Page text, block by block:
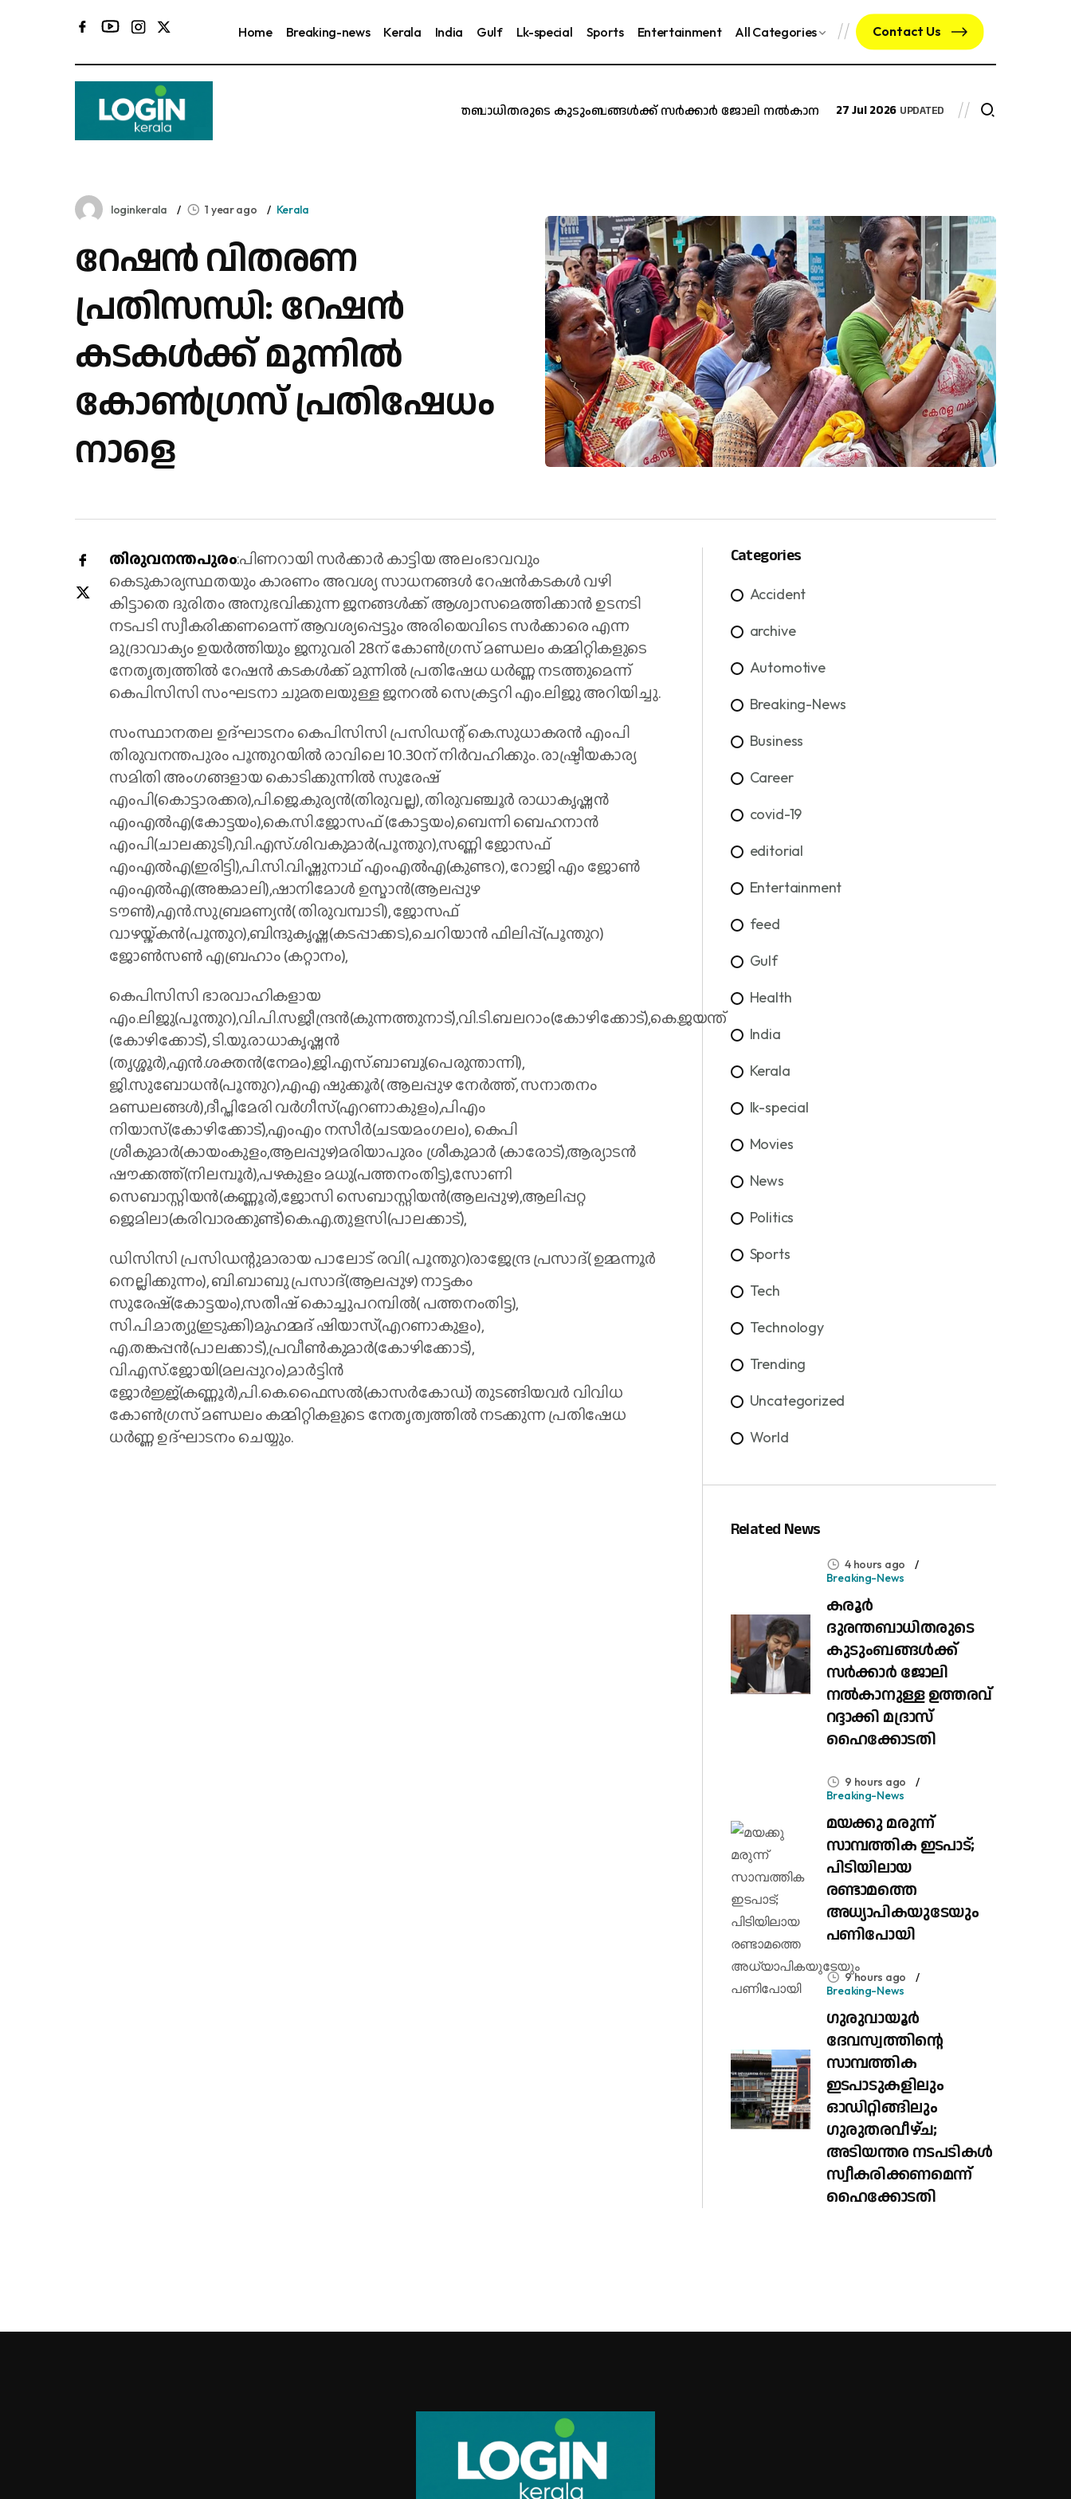
Home Breaking-news Kerala India Gulf Lk-special Sports Entertainment All Categories Contact Us
കരൂർ ദുരന്തബാധിതരുടെ കുടുംബങ്ങൾക്ക് സർക്കാർ ജോലി നൽകാനുള്ള ഉത്തരവ് റദ്ദാക്കി മദ്രാസ് ഹൈക്കോടതി
27 Jul 2026 UPDATED
loginkerala 1 year ago Kerala
റേഷന്‍ വിതരണ
പ്രതിസന്ധി: റേഷന്‍
കടകള്‍ക്ക് മുന്നിൽ
കോണ്‍ഗ്രസ് പ്രതിഷേധം
നാളെ
തിരുവനന്തപുരം:പിണറായി സര്‍ക്കാര്‍ കാട്ടിയ അലംഭാവവും
കെടുകാര്യസ്ഥതയും കാരണം അവശ്യ സാധനങ്ങള്‍ റേഷന്‍കടകള്‍ വഴി
കിട്ടാതെ ദുരിതം അനുഭവിക്കുന്ന ജനങ്ങള്‍ക്ക് ആശ്വാസമെത്തിക്കാന്‍ ഉടനടി
നടപടി സ്വീകരിക്കണമെന്ന് ആവശ്യപ്പെട്ടും അരിയെവിടെ സര്‍ക്കാരെ എന്ന
മുദ്രാവാക്യം ഉയര്‍ത്തിയും ജനുവരി 28ന് കോണ്‍ഗ്രസ് മണ്ഡലം കമ്മിറ്റികളുടെ
നേതൃത്വത്തില്‍ റേഷന്‍ കടകള്‍ക്ക് മുന്നില്‍ പ്രതിഷേധ ധര്‍ണ്ണ നടത്തുമെന്ന്
കെപിസിസി സംഘടനാ ചുമതലയുള്ള ജനറല്‍ സെക്രട്ടറി എം.ലിജു അറിയിച്ചു.
സംസ്ഥാനതല ഉദ്ഘാടനം കെപിസിസി പ്രസിഡന്റ് കെ.സുധാകരന്‍ എംപി
തിരുവനന്തപുരം പൂന്തുറയില്‍ രാവിലെ 10.30ന് നിര്‍വഹിക്കും. രാഷ്ട്രീയകാര്യ
സമിതി അംഗങ്ങളായ കൊടിക്കുന്നില്‍ സുരേഷ്
എംപി(കൊട്ടാരക്കര),പി.ജെ.കുര്യന്‍(തിരുവല്ല), തിരുവഞ്ചൂര്‍ രാധാകൃഷ്ണന്‍
എംഎല്‍എ(കോട്ടയം),കെ.സി.ജോസഫ് (കോട്ടയം),ബെന്നി ബെഹനാന്‍
എംപി(ചാലക്കുടി),വി.എസ്.ശിവകുമാര്‍(പൂന്തുറ),സണ്ണി ജോസഫ്
എംഎല്‍എ(ഇരിട്ടി),പി.സി.വിഷ്ണുനാഥ് എംഎല്‍എ(കുണ്ടറ), റോജി എം ജോണ്‍
എംഎല്‍എ(അങ്കമാലി),ഷാനിമോള്‍ ഉസ്മാന്‍(ആലപ്പുഴ
ടൗണ്‍),എന്‍.സുബ്രമണ്യന്‍( തിരുവമ്പാടി), ജോസഫ്
വാഴയ്ക്കന്‍(പൂന്തുറ),ബിന്ദുകൃഷ്ണ(കടപ്പാക്കട),ചെറിയാന്‍ ഫിലിപ്പ്(പൂന്തുറ)
ജോണ്‍സണ്‍ എബ്രഹാം (കറ്റാനം),
കെപിസിസി ഭാരവാഹികളായ
എം.ലിജു(പൂന്തുറ),വി.പി.സജീന്ദ്രന്‍(കുന്നത്തുനാട്),വി.ടി.ബലറാം(കോഴിക്കോട്),കെ.ജയന്ത്
(കോഴിക്കോട്), ടി.യു.രാധാകൃഷ്ണന്‍
(തൃശ്ശൂര്‍),എന്‍.ശക്തന്‍(നേമം),ജി.എസ്.ബാബു(പെരുന്താന്നി),
ജി.സുബോധന്‍(പൂന്തുറ),എഎ ഷുക്കൂര്‍( ആലപ്പുഴ നേര്‍ത്ത്, സനാതനം
മണ്ഡലങ്ങള്‍),ദീപ്തിമേരി വര്‍ഗീസ്(എറണാകുളം),പിഎം
നിയാസ്(കോഴിക്കോട്),എംഎം നസീര്‍(ചടയമംഗലം), കെപി
ശ്രീകുമാര്‍(കായംകുളം,ആലപ്പുഴ)മരിയാപുരം ശ്രീകുമാര്‍ (കാരോട്),ആര്യാടന്‍
ഷൗക്കത്ത്(നിലമ്പൂര്‍),പഴകുളം മധു(പത്തനംതിട്ട),സോണി
സെബാസ്റ്റിയന്‍(കണ്ണൂര്),ജോസി സെബാസ്റ്റിയന്‍(ആലപ്പുഴ),ആലിപ്പറ്റ
ജെമിലാ(കരിവാരക്കുണ്ട്)കെ.എ.തുളസി(പാലക്കാട്),
ഡിസിസി പ്രസിഡന്റുമാരായ പാലോട് രവി( പൂന്തുറ)രാജേന്ദ്ര പ്രസാദ്( ഉമ്മന്നൂര്‍
നെല്ലിക്കുന്നം), ബി.ബാബു പ്രസാദ്(ആലപ്പുഴ) നാട്ടകം
സുരേഷ്(കോട്ടയം),സതീഷ് കൊച്ചുപറമ്പില്‍( പത്തനംതിട്ട),
സി.പി.മാത്യു(ഇടുക്കി)മുഹമ്മദ് ഷിയാസ്(എറണാകുളം),
എ.തങ്കപ്പന്‍(പാലക്കാട്),പ്രവീണ്‍കുമാര്‍(കോഴിക്കോട്),
വി.എസ്.ജോയി(മലപ്പുറം),മാര്‍ട്ടിന്‍
ജോര്‍ജ്ജ്(കണ്ണൂര്‍),പി.കെ.ഫൈസല്‍(കാസര്‍കോഡ്) തുടങ്ങിയവര്‍ വിവിധ
കോണ്‍ഗ്രസ് മണ്ഡലം കമ്മിറ്റികളുടെ നേതൃത്വത്തില്‍ നടക്കുന്ന പ്രതിഷേധ
ധര്‍ണ്ണ ഉദ്ഘാടനം ചെയ്യും.
Categories
Accident
archive
Automotive
Breaking-News
Business
Career
covid-19
editorial
Entertainment
feed
Gulf
Health
India
Kerala
lk-special
Movies
News
Politics
Sports
Tech
Technology
Trending
Uncategorized
World
Related News
4 hours ago
Breaking-News
കരൂർ
ദുരന്തബാധിതരുടെ
കുടുംബങ്ങൾക്ക്
സർക്കാർ ജോലി
നൽകാനുള്ള ഉത്തരവ്
റദ്ദാക്കി മദ്രാസ്
ഹൈക്കോടതി
9 hours ago
Breaking-News
മയക്കു മരുന്ന്
സാമ്പത്തിക ഇടപാട്;
പിടിയിലായ
രണ്ടാമത്തെ
അധ്യാപികയുടേയും
പണിപോയി
9 hours ago
Breaking-News
ഗുരുവായൂർ
ദേവസ്വത്തിന്റെ
സാമ്പത്തിക
ഇടപാടുകളിലും
ഓഡിറ്റിങ്ങിലും ​
ഗുരുതരവീഴ്ച;
അടിയന്തര നടപടികൾ
സ്വീകരിക്കണമെന്ന്
ഹൈക്കോടതി